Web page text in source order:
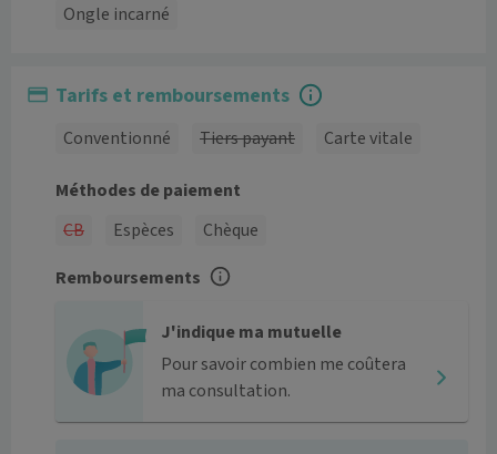
Ongle incarné
Tarifs et remboursements
Conventionné Tiers payant Carte vitale
Méthodes de paiement
CB
Espèces
Chèque
Remboursements
J'indique ma mutuelle
Pour savoir combien me coûtera
ma consultation.